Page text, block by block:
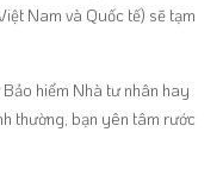
Nam và Quốc tế) sẽ tạm
hiểm Nhà tư nhân hay
thường, bạn yên tâm rước